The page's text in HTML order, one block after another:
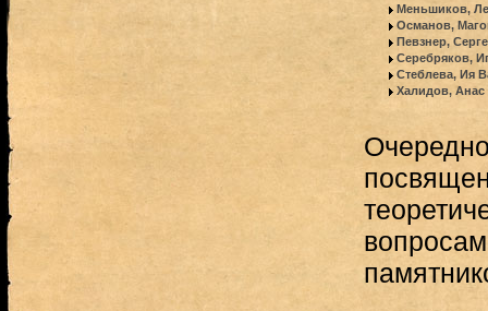
Меньшиков,
Османов,
Певзнер,
Серебряков,
Стеблева, Ия
Халидов, Анас